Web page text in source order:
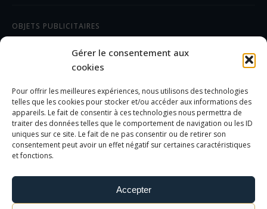
Gérer le consentement aux
cookies
Pour offrir les meilleures expériences, nous utilisons des technologies
telles que les cookies pour stocker et/ou accéder aux informations des
appareils. Le fait de consentir à ces technologies nous permettra de
traiter des données telles que le comportement de navigation ou les ID
uniques sur ce site. Le fait de ne pas consentir ou de retirer son
consentement peut avoir un effet négatif sur certaines caractéristiques
et fonctions.
Accepter
OBJETS PUBLICITAIRES
AIDE/FAQ
LES DIFFÉRENTS MARQUAGES
FOIRE AUX QUESTIONS
INFORMATIONS LÉGALES